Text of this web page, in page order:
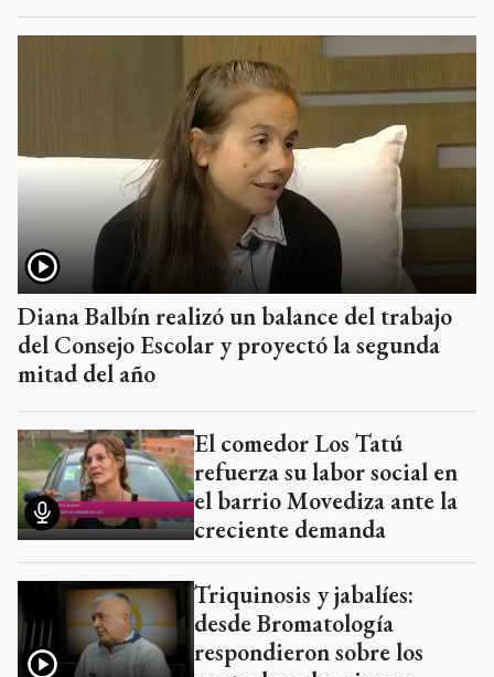
Diana Balbín realizó un balance del trabajo
del Consejo Escolar y proyectó la segunda
mitad del año
El comedor Los Tatú
refuerza su labor social en
el barrio Movediza ante la
creciente demanda
Triquinosis y jabalíes:
desde Bromatología
respondieron sobre los